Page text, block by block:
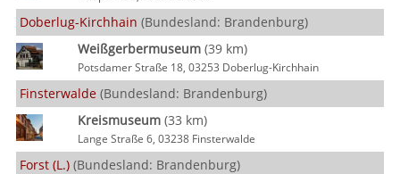
Doberlug-Kirchhain (Bundesland: Brandenburg)
Weißgerbermuseum(39 km)
Potsdamer Straße 18, 03253 Doberlug-Kirchhain
Finsterwalde (Bundesland: Brandenburg)
Kreismuseum(33 km)
Lange Straße 6, 03238 Finsterwalde
Forst (L.) (Bundesland: Brandenburg)